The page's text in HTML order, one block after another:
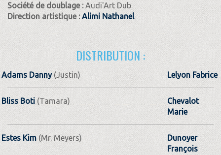
Société de doublage :Audi'Art Dub
Direction artistique : Alimi Nathanel
DISTRIBUTION :
Adams Danny(Justin) Lelyon Fabrice
Bliss Boti (Tamara)
Chevalot
Marie
Estes Kim (Mr. Meyers)
Dunoyer
François